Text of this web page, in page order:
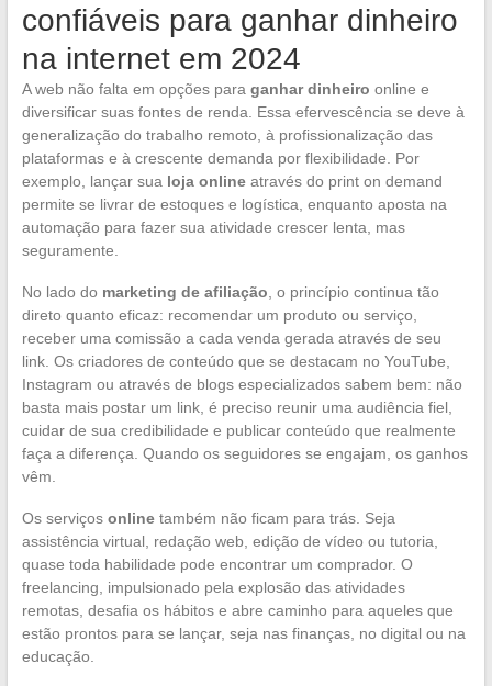
confiáveis para ganhar dinheiro
na internet em 2024
A web não falta em opções para ganhar dinheiro online e
diversificar suas fontes de renda. Essa efervescência se deve à
generalização do trabalho remoto, à profissionalização das
plataformas e à crescente demanda por flexibilidade. Por
exemplo, lançar sua loja onlineatravés do print on demand
permite se livrar de estoques e logística, enquanto aposta na
automação para fazer sua atividade crescer lenta, mas
seguramente.
No lado do marketing de afiliação , o princípio continua tão
direto quanto eficaz: recomendar um produto ou serviço,
receber uma comissão a cada venda gerada através de seu
link. Os criadores de conteúdo que se destacam no YouTube,
Instagram ou através de blogs especializados sabem bem: não
basta mais postar um link, é preciso reunir uma audiência fiel,
cuidar de sua credibilidade e publicar conteúdo que realmente
faça a diferença. Quando os seguidores se engajam, os ganhos
vêm.
Os serviços onlinetambém não ficam para trás. Seja
assistência virtual, redação web, edição de vídeo ou tutoria,
quase toda habilidade pode encontrar um comprador. O
freelancing, impulsionado pela explosão das atividades
remotas, desafia os hábitos e abre caminho para aqueles que
estão prontos para se lançar, seja nas finanças, no digital ou na
educação.